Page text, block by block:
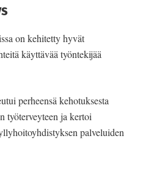
on kehitetty hyvät
käyttävää työntekijää
perheensä kehotuksesta
työterveyteen ja kertoi
palveluiden